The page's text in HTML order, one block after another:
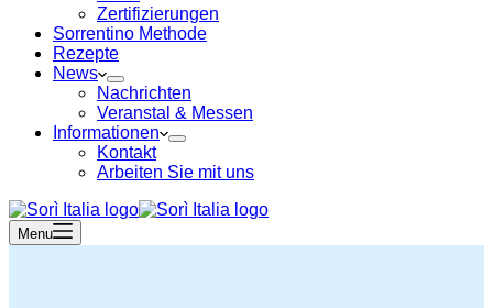
Zertifizierungen
Sorrentino Methode
Rezepte
News
Nachrichten
Veranstal & Messen
Informationen
Kontakt
Arbeiten Sie mit uns
Menu